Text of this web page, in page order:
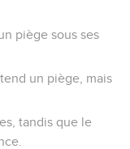
piège sous ses
un piège, mais
tandis que le